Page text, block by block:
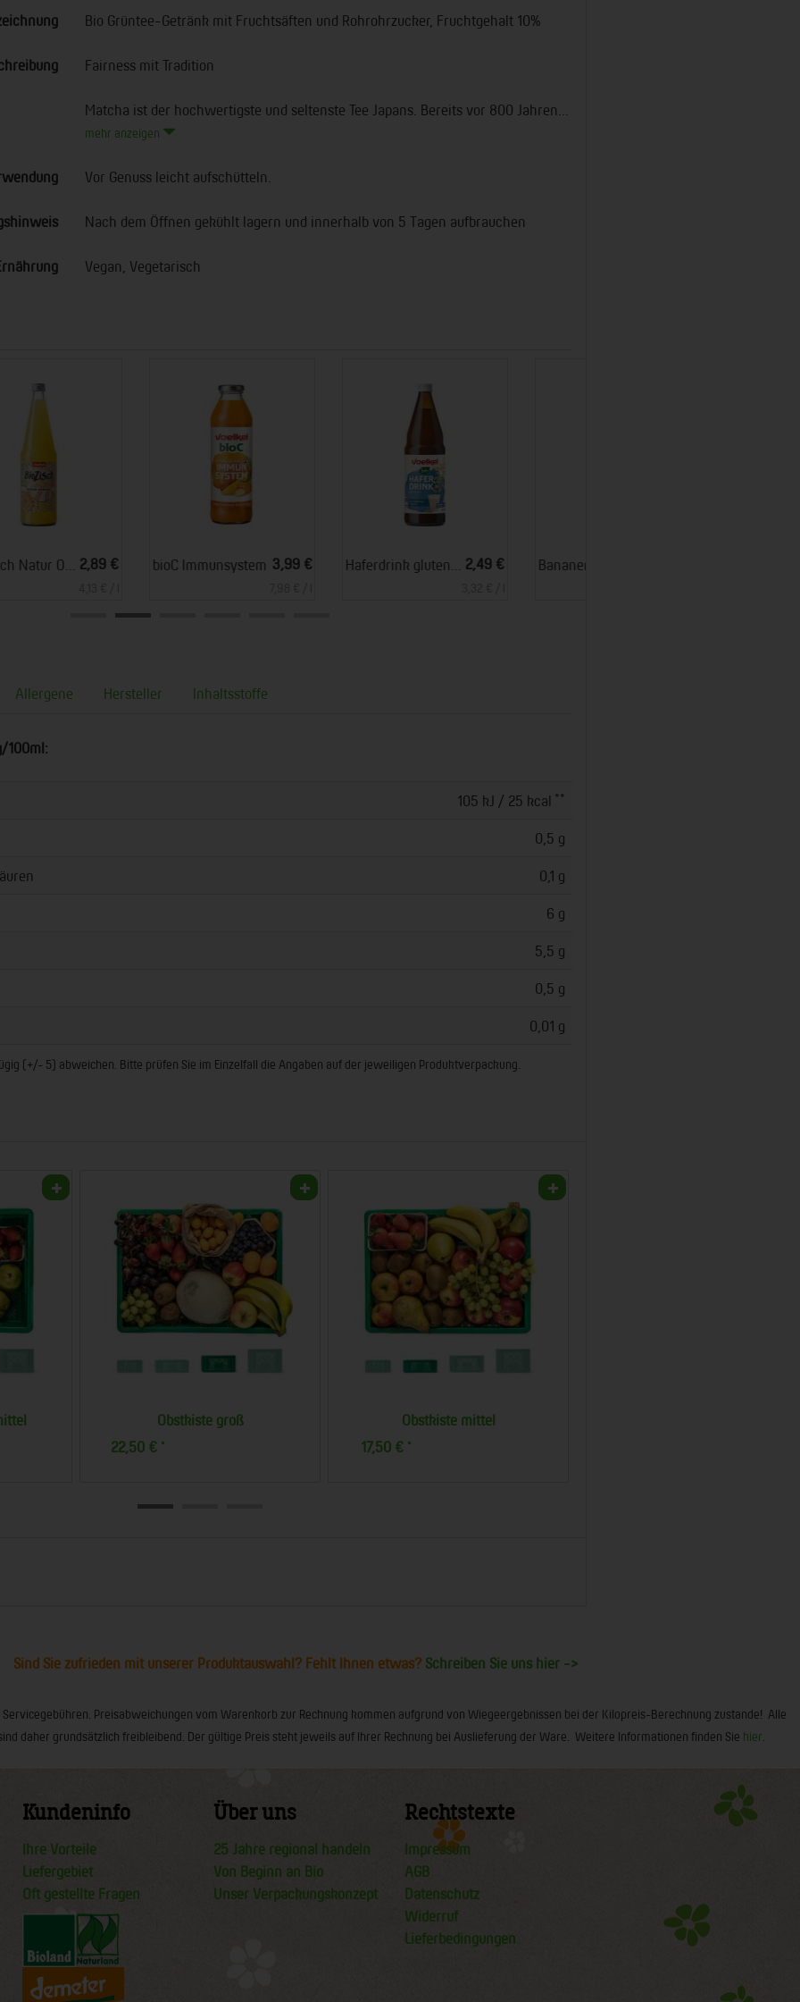
Bio Grüntee-Getränk mit Fruchtsäften und Rohrohrzucker, Fruchtgehalt 10%
Fairness mit Tradition
Matcha ist der hochwertigste und seltenste Tee Japans. Bereits vor 800 Jahren...
mehr anzeigen
Vor Genuss leicht aufschütteln.
Nach dem Öffnen gekühlt lagern und innerhalb von 5 Tagen aufbrauchen
Vegan, Vegetarisch
bioC Immunsystem 3,99 € * 2,49 € * Bananen Nektar 3,99 € *
Allergene Hersteller Inhaltsstoffe
100ml:
105 kJ / 25 kcal **
0,5 g
0,1 g
6 g
5,5 g
0,5 g
0,01 g
(+/- 5) abweichen. Bitte prüfen Sie im Einzelfall die Angaben auf der jeweiligen Produktverpackung.
mittel
Obstkiste mittelgroß
Obstkiste maxi
Sind Sie zufrieden mit unserer Produktauswahl? Fehlt Ihnen etwas? Schreiben Sie uns hier ->
Preisabweichungen vom Warenkorb zur Rechnung kommen aufgrund von Wiegeergebnissen bei der Kilopreis-Berechnung zustande! Alle
daher grundsätzlich freibleibend. Der gültige Preis steht jeweils auf Ihrer Rechnung bei Auslieferung der Ware. Weitere Informationen finden Sie hier
Kundeninfo
Ihre Vorteile
Liefergebiet
Oft gestellte Fragen
Über uns
25 Jahre regional handeln
Von Beginn an Bio
Unser Verpackungskonzept
Rechtstexte
Impressum
AGB
Datenschutz
Widerruf
Lieferbedingungen